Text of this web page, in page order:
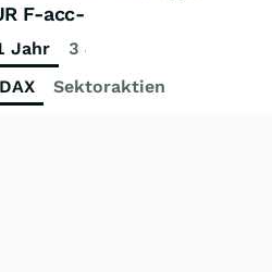
F-acc-
Jahr 3 Jahre
DAX Sektoraktien